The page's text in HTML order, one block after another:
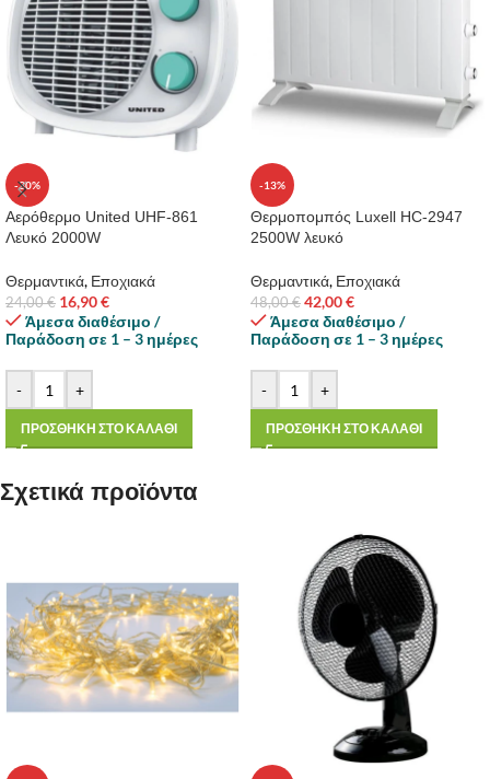
-30%
Αερόθερμο United UHF-861
Λευκό 2000W
Θερμαντικά, Εποχιακά
24,00€ 16,90€
Άμεσα διαθέσιμο /
Παράδοση σε 1 – 3 ημέρες
- +
ΠΡΟΣΘΗΚΗ ΣΤΟ ΚΑΛΑΘΙ
-13%
Θερμοπομπός Luxell HC-2947
2500W λευκό
Θερμαντικά, Εποχιακά
48,00€ 42,00€
Άμεσα διαθέσιμο /
Παράδοση σε 1 – 3 ημέρες
- +
ΠΡΟΣΘΗΚΗ ΣΤΟ ΚΑΛΑΘΙ
Σχετικά προϊόντα